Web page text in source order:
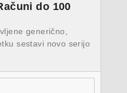
do 100
generično,
sestavi novo serijo